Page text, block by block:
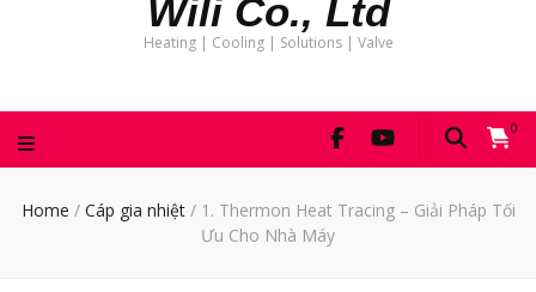
Wili Co., Ltd
Heating | Cooling | Solutions | Valve
0
Home / Cáp gia nhiệt / 1. Thermon Heat Tracing – Giải Pháp Tối
Ưu Cho Nhà Máy